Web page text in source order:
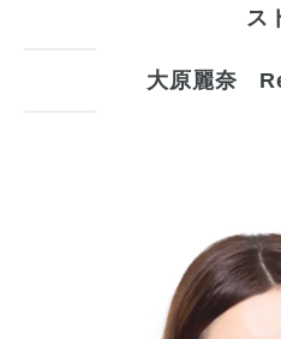
ス
大原麗奈